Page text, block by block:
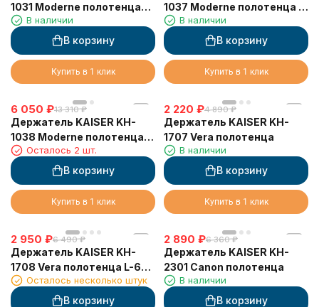
1031 Moderne полотенца
(прямоугольный)
В наличии
В корзину
Купить в 1 клик
1037 Moderne полотенца L-
66 смВ наличии
В корзину
Купить в 1 клик
6 050 ₽13 310 ₽
Держатель KAISER KH-
1038 Moderne полотенца
двойной
Осталось 2 шт.
В корзину
Купить в 1 клик
2 220 ₽4 890 ₽
Держатель KAISER KH-
1707 Vera полотенца
В наличии
В корзину
Купить в 1 клик
2 950 ₽6 490 ₽
Держатель KAISER KH-
1708 Vera полотенца L-62
см Осталось несколько штук
В корзину
2 890 ₽6 360 ₽
Держатель KAISER KH-
2301 Canon полотенца
В наличии
В корзину